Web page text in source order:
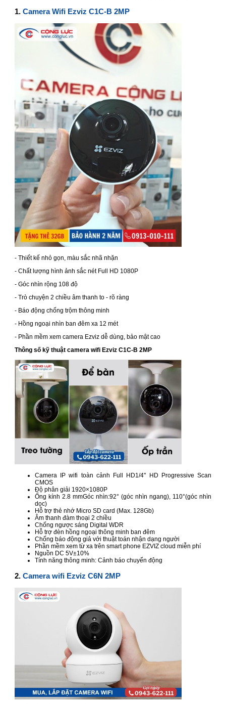
1. Camera Wifi Ezviz C1C-B 2MP
- Thiết kế nhỏ gọn, màu sắc nhã nhặn
- Chất lượng hình ảnh sắc nét Full HD 1080P
- Góc nhìn rộng 108 độ
- Trò chuyện 2 chiều âm thanh to - rõ ràng
- Báo động chống trộm thông minh
- Hồng ngoại nhìn ban đêm xa 12 mét
- Phần mềm xem camera Ezviz dễ dùng, bảo mật cao
Thông số kỹ thuật camera wifi Ezviz C1C-B 2MP
Camera IP wifi toàn cảnh Full HD1/4" HD Progressive Scan
CMOS
Độ phân giải 1920×1080P
Ống kính 2.8 mmGóc nhìn:92° (góc nhìn ngang), 110°(góc nhìn
dọc)
Hỗ trợ thẻ nhớ Micro SD card (Max. 128Gb)
Âm thanh đàm thoại 2 chiều
Chống ngược sáng Digital WDR
Hỗ trợ đèn hồng ngoại thông minh ban đêm
Chống báo động giả với thuật toán nhận dạng người
Phần mềm xem từ xa trên smart phone EZVIZ cloud miễn phí
Nguồn DC 5V±10%
Tính năng thông minh: Cảnh báo chuyển động
2. Camera wifi Ezviz C6N 2MP